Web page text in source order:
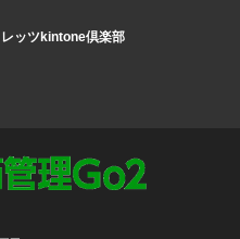
レッツkintone倶楽部